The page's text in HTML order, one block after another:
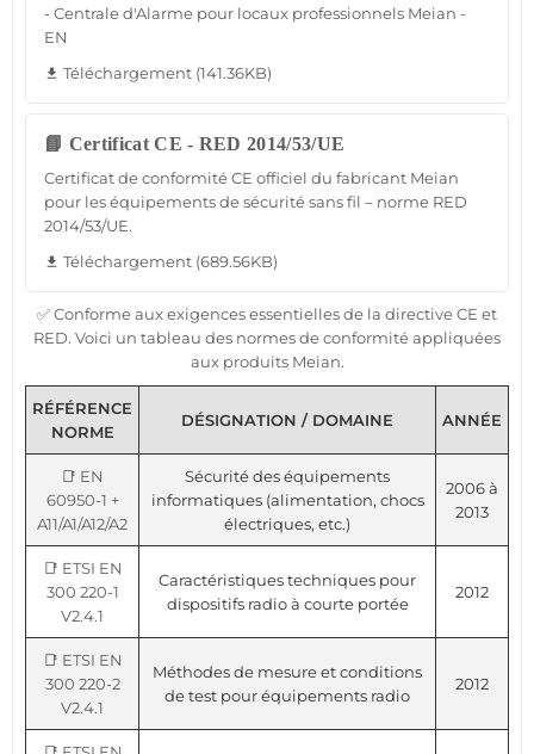
- Centrale d'Alarme pour locaux professionnels Meian -
EN
file_download Téléchargement (141.36KB)
📘 Certificat CE - RED 2014/53/UE
Certificat de conformité CE officiel du fabricant Meian
pour les équipements de sécurité sans fil – norme RED
2014/53/UE.
file_download Téléchargement (689.56KB)
✅ Conforme aux exigences essentielles de la directive CE et
RED. Voici un tableau des normes de conformité appliquées
aux produits Meian.
RÉFÉRENCE
NORME
DÉSIGNATION / DOMAINE ANNÉE
📑 EN
60950-1 +
A11/A1/A12/A2
Sécurité des équipements
informatiques (alimentation, chocs
électriques, etc.)
2006 à
2013
📑 ETSI EN
300 220-1
V2.4.1
Caractéristiques techniques pour
dispositifs radio à courte portée
2012
📑 ETSI EN
300 220-2
V2.4.1
Méthodes de mesure et conditions
de test pour équipements radio
2012